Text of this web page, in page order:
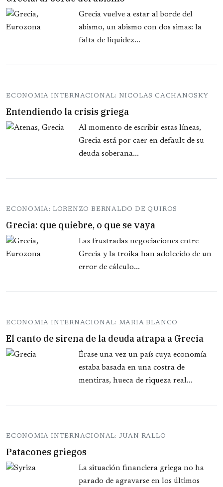
Grecia vuelve a estar al borde del
abismo, un abismo con dos simas: la
falta de liquidez...
ECONOMIA INTERNACIONAL: NICOLAS CACHANOSKY
Entendiendo la crisis griega
Al momento de escribir estas líneas,
Grecia está por caer en default de su
deuda soberana...
ECONOMIA: LORENZO BERNALDO DE QUIROS
Grecia: que quiebre, o que se vaya
Las frustradas negociaciones entre
Grecia y la troika han adolecido de un
error de cálculo...
ECONOMIA INTERNACIONAL: MARIA BLANCO
El canto de sirena de la deuda atrapa a Grecia
Érase una vez un país cuya economía
estaba basada en una costra de
mentiras, hueca de riqueza real...
ECONOMIA INTERNACIONAL: JUAN RALLO
Patacones griegos
La situación financiera griega no ha
parado de agravarse en los últimos